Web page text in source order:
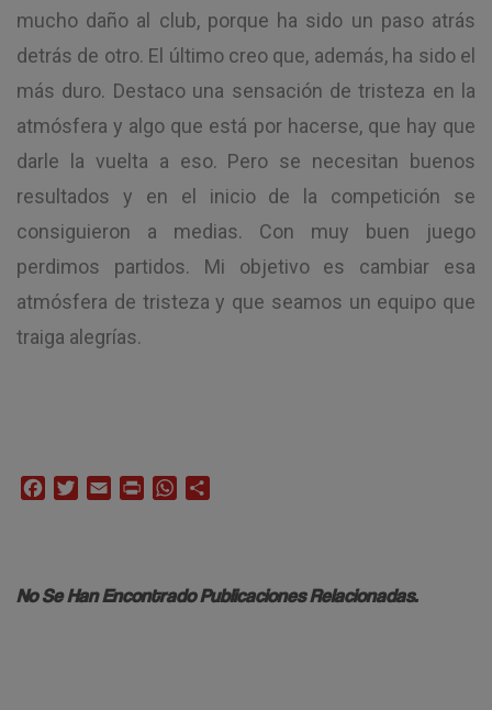
mucho daño al club, porque ha sido un paso atrás
detrás de otro. El último creo que, además, ha sido el
más duro. Destaco una sensación de tristeza en la
atmósfera y algo que está por hacerse, que hay que
darle la vuelta a eso. Pero se necesitan buenos
resultados y en el inicio de la competición se
consiguieron a medias. Con muy buen juego
perdimos partidos. Mi objetivo es cambiar esa
atmósfera de tristeza y que seamos un equipo que
traiga alegrías.
FacebookTwitterEmail Print WhatsApp
No Se Han Encontrado Publicaciones Relacionadas.